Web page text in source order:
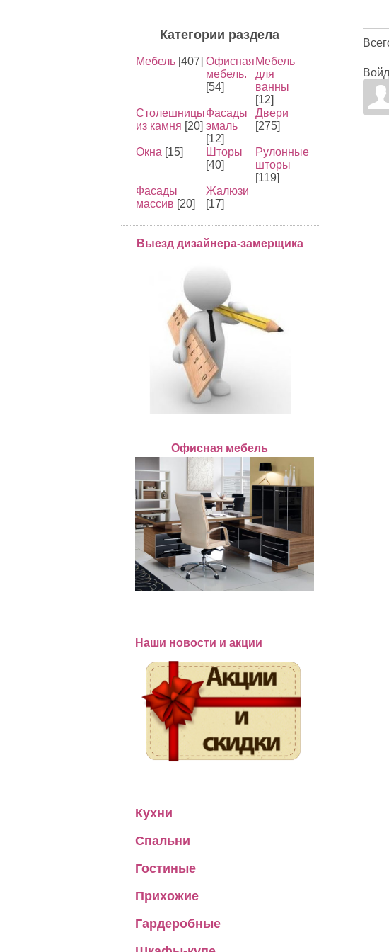
Категории раздела
Мебель [407] Офисная
мебель.
[54]
Мебель
для
ванны
[12]
Столешницы
из камня [20]
Фасады
эмаль
[12]
Двери
[275]
Окна [15]
Шторы
[40]
Рулонные
шторы
[119]
Фасады
массив [20]
Жалюзи
[17]
Выезд дизайнера-замерщика
Офисная мебель
Наши новости и акции
Кухни
Спальни
Гостиные
Прихожие
Гардеробные